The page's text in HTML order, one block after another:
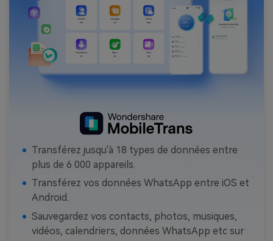
Transférez jusqu'à 18 types de données entre
plus de 6 000 appareils.
Transférez vos données WhatsApp entre iOS et
Android.
Sauvegardez vos contacts, photos, musiques,
vidéos, calendriers, données WhatsApp etc sur